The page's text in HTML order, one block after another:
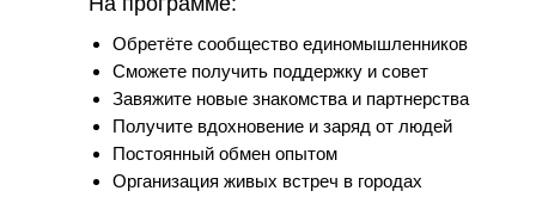
Обретёте сообщество единомышленников
Сможете получить поддержку и совет
Завяжите новые знакомства и партнерства
Получите вдохновение и заряд от людей
Постоянный обмен опытом
Организация живых встреч в городах